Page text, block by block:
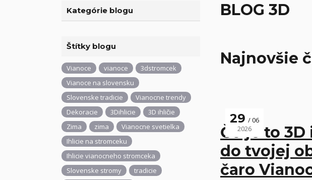
Kategórie blogu
Štítky blogu
Vianoce vianoce
3dstromcek
Vianoce na slovensku
Slovenske tradicie
Vianocne trendy
Dekoracie
3Dihlicie
3D ihličie
Zima
zima
Vianocne svetielka
Ihlicie na stromceku
Ihlicie vianocneho stromceka
Slovenske stromy
tradicie
BLOG 3D
Najnovšie
Čo je to
do tvojej
čaro
29
06
2026